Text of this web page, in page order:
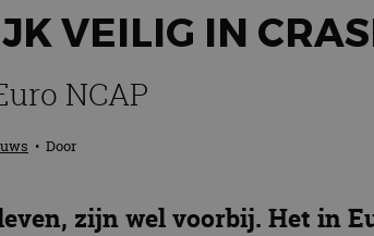
VEILIG IN
NCAP
• Door
zijn wel voorbij. Het in